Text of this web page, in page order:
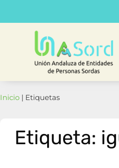
Inicio | Etiquetas
Etiqueta: